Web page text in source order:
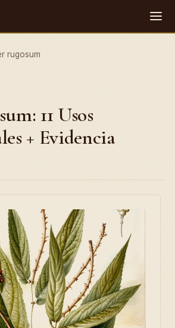
rugosum
11 Usos
+ Evidencia